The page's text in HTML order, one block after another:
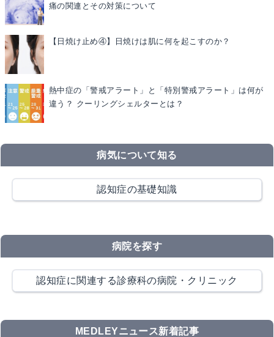
痛の関連とその対策について
【日焼け止め④】日焼けは肌に何を起こすのか？
熱中症の「警戒アラート」と「特別警戒アラート」は何が
違う？ クーリングシェルターとは？
病気について知る
認知症の基礎知識
病院を探す
認知症に関連する診療科の病院・クリニック
MEDLEYニュース新着記事